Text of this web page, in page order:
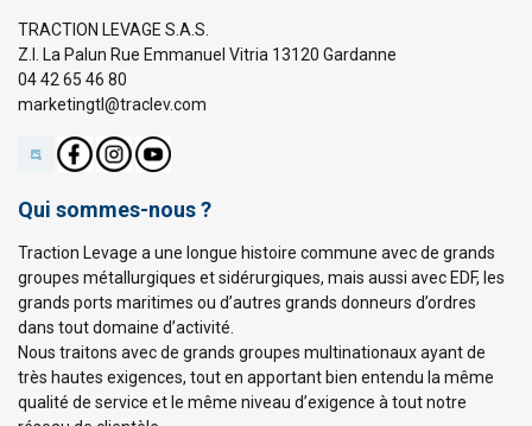
TRACTION LEVAGE S.A.S.
Z.I. La Palun Rue Emmanuel Vitria 13120 Gardanne
04 42 65 46 80
marketingtl@traclev.com
Qui sommes-nous ?
Traction Levage a une longue histoire commune avec de grands
groupes métallurgiques et sidérurgiques, mais aussi avec EDF, les
grands ports maritimes ou d’autres grands donneurs d’ordres
dans tout domaine d’activité.
Nous traitons avec de grands groupes multinationaux ayant de
très hautes exigences, tout en apportant bien entendu la même
qualité de service et le même niveau d’exigence à tout notre